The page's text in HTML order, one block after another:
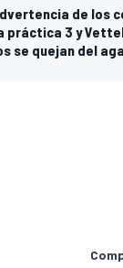
de los
práctica 3 y
se quejan del